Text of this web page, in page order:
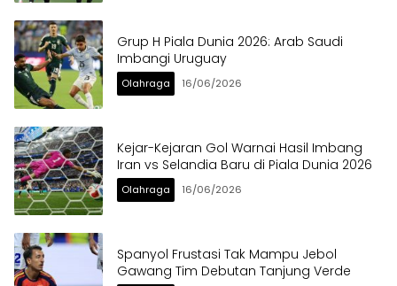
Grup H Piala Dunia 2026: Arab Saudi
Imbangi Uruguay
Olahraga 16/06/2026
Kejar-Kejaran Gol Warnai Hasil Imbang
Iran vs Selandia Baru di Piala Dunia 2026
Olahraga 16/06/2026
Spanyol Frustasi Tak Mampu Jebol
Gawang Tim Debutan Tanjung Verde